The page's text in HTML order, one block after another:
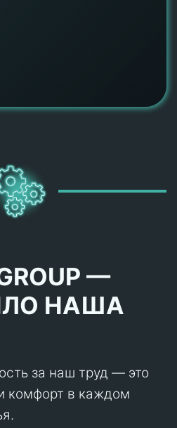
—
НАША
за наш труд — это
комфорт в каждом